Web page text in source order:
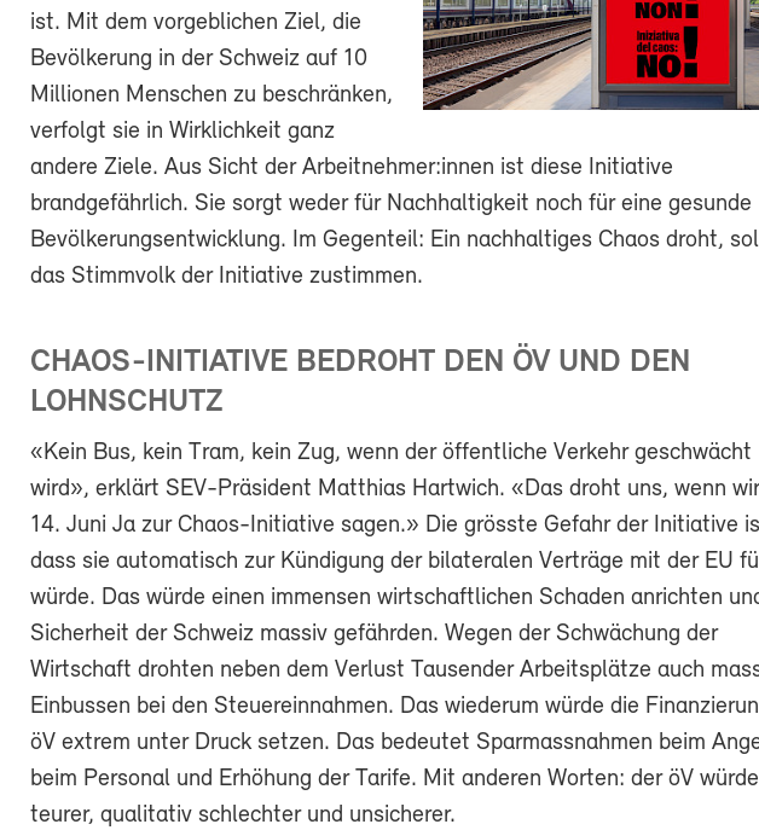
ist. Mit dem vorgeblichen Ziel, die
Bevölkerung in der Schweiz auf 10
Millionen Menschen zu beschränken,
verfolgt sie in Wirklichkeit ganz
andere Ziele. Aus Sicht der Arbeitnehmer:innen ist diese Initiative
brandgefährlich. Sie sorgt weder für Nachhaltigkeit noch für eine gesunde
Bevölkerungsentwicklung. Im Gegenteil: Ein nachhaltiges Chaos droht,
das Stimmvolk der Initiative zustimmen.
CHAOS-INITIATIVE BEDROHT DEN ÖV UND DEN
LOHNSCHUTZ
«Kein Bus, kein Tram, kein Zug, wenn der öffentliche Verkehr geschwächt
wird», erklärt SEV-Präsident Matthias Hartwich. «Das droht uns, wenn
14. Juni Ja zur Chaos-Initiative sagen.» Die grösste Gefahr der Initiative
dass sie automatisch zur Kündigung der bilateralen Verträge mit der EU
würde. Das würde einen immensen wirtschaftlichen Schaden anrichten
Sicherheit der Schweiz massiv gefährden. Wegen der Schwächung der
Wirtschaft drohten neben dem Verlust Tausender Arbeitsplätze auch
Einbussen bei den Steuereinnahmen. Das wiederum würde die
öV extrem unter Druck setzen. Das bedeutet Sparmassnahmen beim
beim Personal und Erhöhung der Tarife. Mit anderen Worten: der öV würde
teurer, qualitativ schlechter und unsicherer.